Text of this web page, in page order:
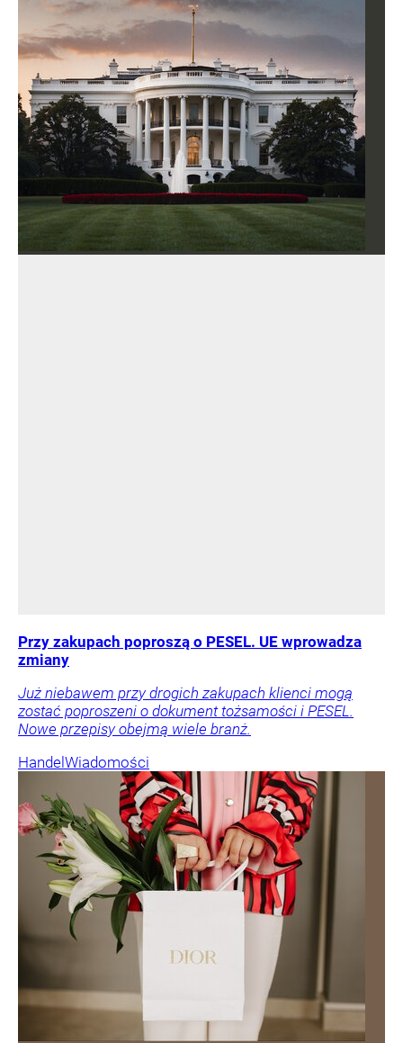
Przy zakupach poproszą o PESEL. UE wprowadza
zmiany
Już niebawem przy drogich zakupach klienci mogą
zostać poproszeni o dokument tożsamości i PESEL.
Nowe przepisy obejmą wiele branż.
HandelWiadomości